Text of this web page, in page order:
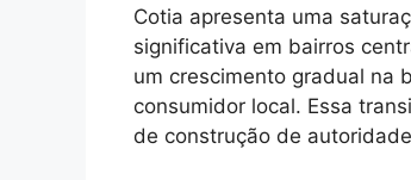
Cotia apresenta uma
significativa em bairros
um crescimento gradual na
consumidor local. Essa
de construção de